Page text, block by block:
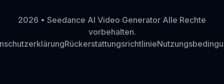
2026 • Seedance AI Video Generator Alle Rechte
vorbehalten.
Rückerstattungsrichtlinie